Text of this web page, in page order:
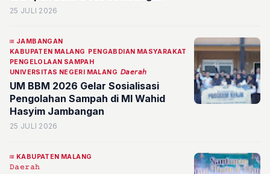
25 JULI 2026
JAMBANGAN
KABUPATEN MALANG PENGABDIAN MASYARAKAT
PENGELOLAAN SAMPAH
UNIVERSITAS NEGERI MALANG 𝘋𝘢𝘦𝘳𝘢𝘩
UM BBM 2026 Gelar Sosialisasi
Pengolahan Sampah di MI Wahid
Hasyim Jambangan
25 JULI 2026
KABUPATEN MALANG
𝙳𝚊𝚎𝚛𝚊𝚑